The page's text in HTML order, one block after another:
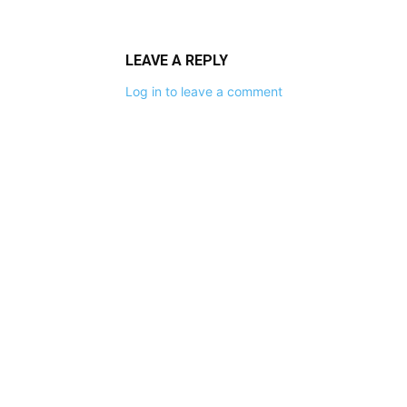
LEAVE A REPLY
Log in to leave a comment